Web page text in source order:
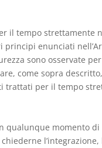
tempo strettamente
enunciati
sono osservate
come sopra
per il tempo
momento